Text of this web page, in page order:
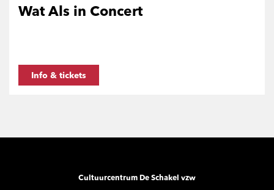
Wat Als in Concert
Info & tickets
Cultuurcentrum De Schakel vzw